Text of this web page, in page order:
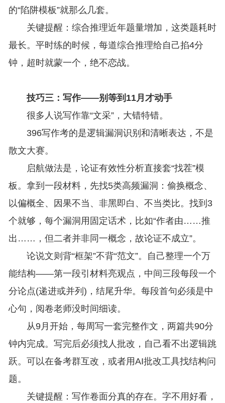
的“陷阱模板”就那么几套。
关键提醒：综合推理近年题量增加，这类题耗时
最长。平时练的时候，每道综合推理给自己掐4分
钟，超时就蒙一个，绝不恋战。
技巧三：写作——别等到11月才动手
很多人说写作靠“文采”，大错特错。
396写作考的是逻辑漏洞识别和清晰表达，不是
散文大赛。
启航做法是，论证有效性分析直接套“找茬”模
板。拿到一段材料，先找5类高频漏洞：偷换概念、
以偏概全、因果不当、非黑即白、不当类比。找到3
个就够，每个漏洞用固定话术，比如“作者由……推
出……，但二者并非同一概念，故论证不成立”。
论说文则背“框架”不背“范文”。自己整理一个万
能结构——第一段引材料亮观点，中间三段每段一个
分论点(递进或并列)，结尾升华。每段首句必须是中
心句，阅卷老师没时间细读。
从9月开始，每周写一套完整作文，两篇共90分
钟内完成。写完后必须找人批改，自己看不出逻辑跳
跃。可以在备考群互改，或者用AI批改工具找结构问
题。
关键提醒：写作卷面分真的存在。字不用好看，